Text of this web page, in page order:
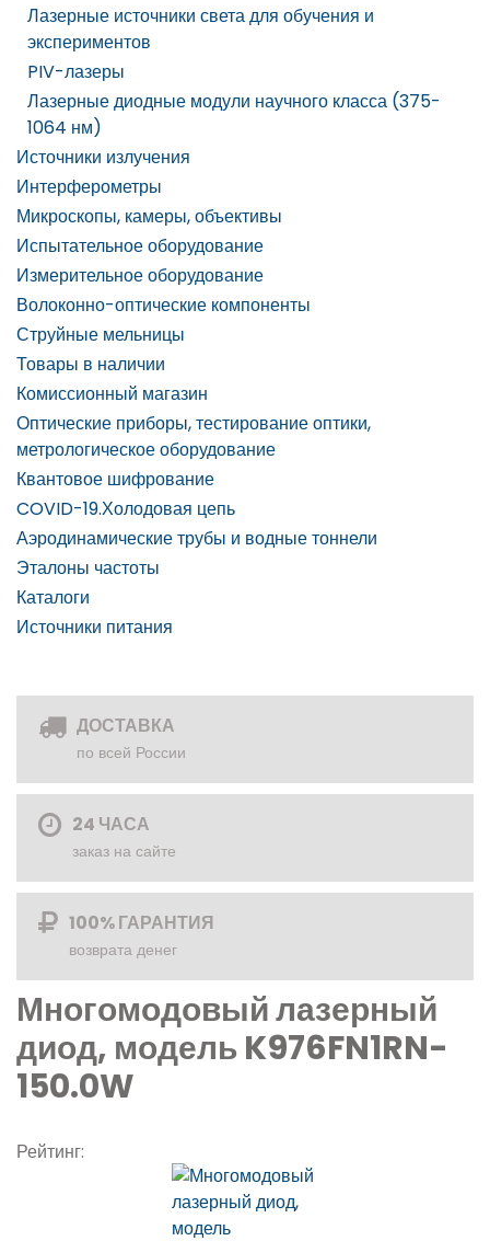
Лазерные источники света для обучения и
экспериментов
PIV-лазеры
Лазерные диодные модули научного класса (375-
1064 нм)
Источники излучения
Интерферометры
Микроскопы, камеры, объективы
Испытательное оборудование
Измерительное оборудование
Волоконно-оптические компоненты
Струйные мельницы
Товары в наличии
Комиссионный магазин
Оптические приборы, тестирование оптики,
метрологическое оборудование
Квантовое шифрование
COVID-19.Холодовая цепь
Аэродинамические трубы и водные тоннели
Эталоны частоты
Каталоги
Источники питания
ДОСТАВКА
по всей России
24 ЧАСА
заказ на сайте
100% ГАРАНТИЯ
возврата денег
Многомодовый лазерный
диод, модель K976FN1RN-
150.0W
Рейтинг: